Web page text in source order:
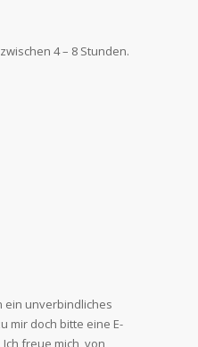
4 – 8 Stunden.
ein unverbindliches
mir doch bitte eine E-
freue mich, von